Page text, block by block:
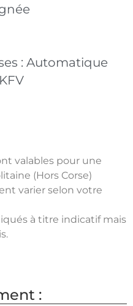
: Automatique
valables pour une
(Hors Corse)
varier selon votre
à titre indicatif mais
: